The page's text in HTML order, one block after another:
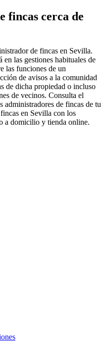
fincas cerca de
de fincas en Sevilla.
las gestiones habituales de
las funciones de un
de avisos a la comunidad
de dicha propiedad o incluso
de vecinos. Consulta el
administradores de fincas de tu
en Sevilla con los
a domicilio y tienda online.